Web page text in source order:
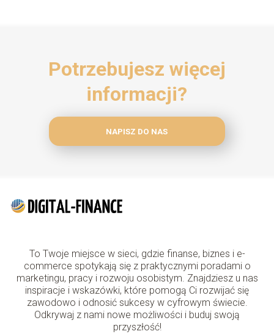
Potrzebujesz więcej
informacji?
NAPISZ DO NAS
To Twoje miejsce w sieci, gdzie finanse, biznes i e-
commerce spotykają się z praktycznymi poradami o
marketingu, pracy i rozwoju osobistym. Znajdziesz u nas
inspiracje i wskazówki, które pomogą Ci rozwijać się
zawodowo i odnosić sukcesy w cyfrowym świecie.
Odkrywaj z nami nowe możliwości i buduj swoją
przyszłość!